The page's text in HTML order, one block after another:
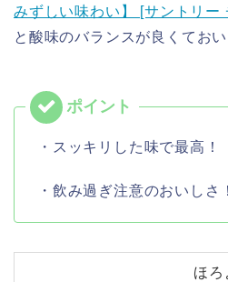
みずしい味わい】 [サントリー
と酸味のバランスが良くておい
・スッキリした味で最高！
・飲み過ぎ注意のおいしさ！
ほろ